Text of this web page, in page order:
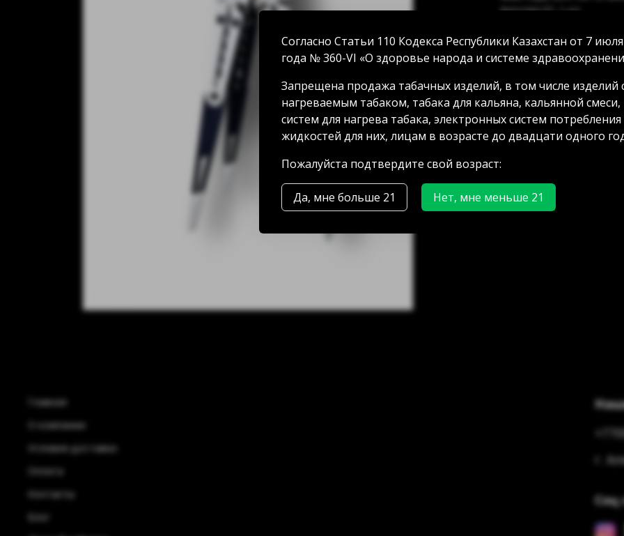
5000.00 тг
Аносова 91: 1 шт
Мамыр 2 дом 3: нет в
Аксай 3 дом 7: нет в
ГРЭС: нет в наличии
Главная
О компании
Условия доставки
Оплата
Контакты
Блог
г.
Соц
Согласно Статьи 110 Кодекса Республики Казахстан от 7
года № 360-VI «О здоровье народа и системе
Запрещена продажа табачных изделий, в том числе изделий
нагреваемым табаком, табака для кальяна, кальянной смеси,
систем для нагрева табака, электронных систем потребления
жидкостей для них, лицам в возрасте до двадцати одного
Пожалуйста подтвердите свой возраст:
Да, мне больше 21 Нет, мне меньше 21